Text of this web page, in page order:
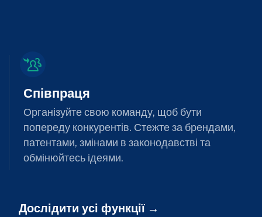
Співпраця
Організуйте свою команду, щоб бути
попереду конкурентів. Стежте за брендами,
патентами, змінами в законодавстві та
обмінюйтесь ідеями.
Дослідити усі функції